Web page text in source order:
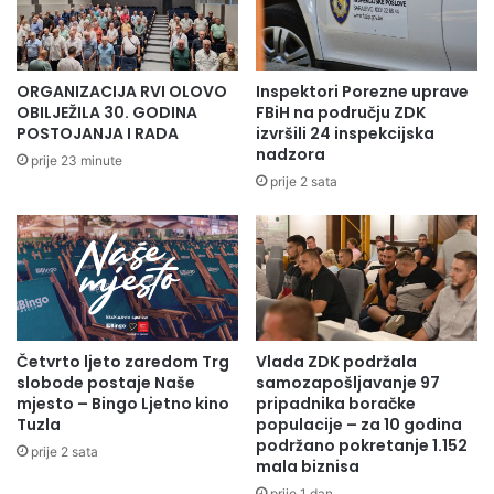
imame džemata Miljevići.
Džuma namaz predvodio je Ibrahim ef. Mehić , imam
džemata Gurdići, a hutbu je održao glavni ima MIZ Olovo
ORGANIZACIJA RVI OLOVO
OBILJEŽILA 30. GODINA
POSTOJANJA I RADA
prije 23 minute
Inspektori Porezne uprave
FBiH na području ZDK
izvršili 24 inspekcijska
nadzora
prije 2 sata
Četvrto ljeto zaredom Trg
slobode postaje Naše
mjesto – Bingo Ljetno kino
Tuzla
prije 2 sata
Vlada ZDK podržala
samozapošljavanje 97
pripadnika boračke
populacije – za 10 godina
podržano pokretanje 1.152
mala biznisa